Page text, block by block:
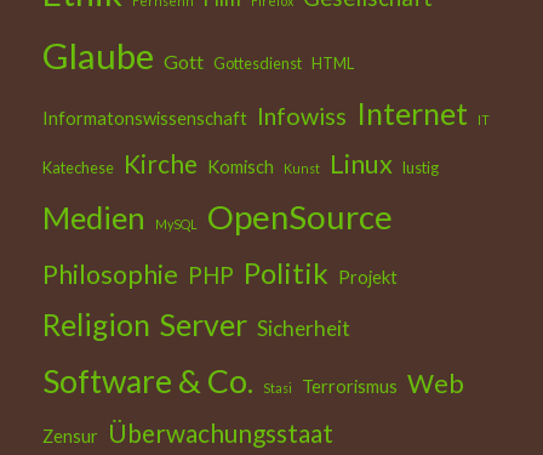
Glaube Gott Gottesdienst HTML
Informatonswissenschaft Infowiss Internet IT
Katechese Kirche Komisch Kunst Linux lustig
Medien MySQL OpenSource
Philosophie PHP Politik Projekt
Religion Server Sicherheit
Software & Co. Stasi Terrorismus Web
Zensur Überwachungsstaat